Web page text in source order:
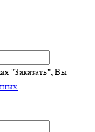
"Заказать", Вы